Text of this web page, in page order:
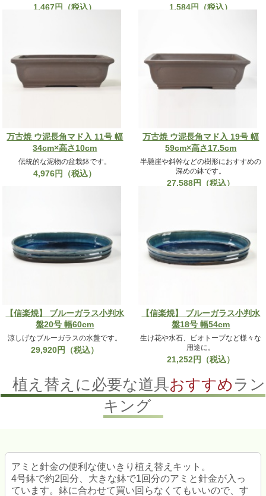
1,467円（税込） 1,584円（税込）
万古焼 ウ泥長角マド入 11号 幅
34cm×高さ10cm
伝統的な泥物の盆栽鉢です。
4,976円（税込）
万古焼 ウ泥長角マド入 19号 幅
59cm×高さ17.5cm
半懸崖や斜幹などの樹形におすすめの
深めの鉢です。
27,588円（税込）
【信楽焼】 ブルーガラス小判水
盤20号 幅60cm
涼しげなブルーガラスの水盤です。
29,920円（税込）
【信楽焼】 ブルーガラス小判水
盤18号 幅54cm
生け花や水石、ビオトープなど様々な
用途に。
21,252円（税込）
植え替えに必要な道具おすすめラン
キング
アミと針金の便利な使いきり植え替えキット。
4号鉢で約2回分、大きな鉢で1回分のアミと針金が入っ
ています。鉢に合わせて買い回らなくてもいいので、す